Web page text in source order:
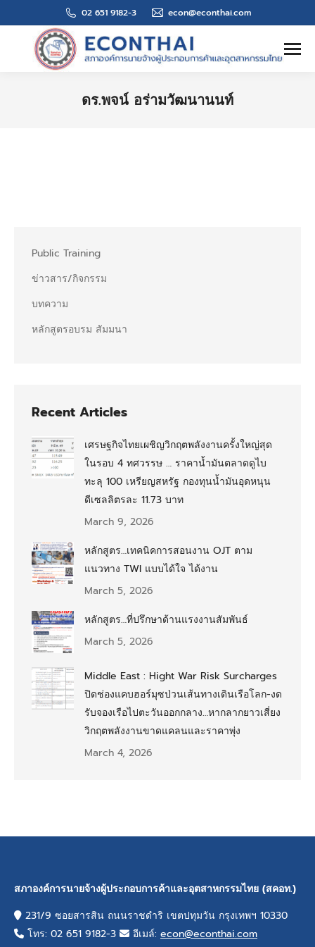
02 651 9182-3 econ@econthai.com
Search:
ดร.พจน์ อร่ามวัฒนานนท์
Public Training
ข่าวสาร/กิจกรรม
บทความ
หลักสูตรอบรม สัมมนา
Recent Articles
เศรษฐกิจไทยเผชิญวิกฤตพลังงานครั้งใหญ่สุด
ในรอบ 4 ทศวรรษ … ราคาน้ำมันตลาดดูไบ
ทะลุ 100 เหรียญสหรัฐ กองทุนน้ำมันอุดหนุน
ดีเซลลิตรละ 11.73 บาท
March 9, 2026
หลักสูตร…เทคนิคการสอนงาน OJT ตาม
แนวทาง TWI แบบได้ใจ ได้งาน
March 5, 2026
หลักสูตร…ที่ปรึกษาด้านแรงงานสัมพันธ์
March 5, 2026
Middle East : Hight War Risk Surcharges
ปิดช่องแคบฮอร์มุซป่วนเส้นทางเดินเรือโลก-งด
รับจองเรือไปตะวันออกกลาง…หากลากยาวเสี่ยง
วิกฤตพลังงานขาดแคลนและราคาพุ่ง
March 4, 2026
สภาองค์การนายจ้างผู้ประกอบการค้าและอุตสาหกรรมไทย (สคอท.)
231/9 ซอยสารสิน ถนนราชดำริ เขตปทุมวัน กรุงเทพฯ 10330
โทร: 02 651 9182-3
อีเมล์: econ@econthai.com